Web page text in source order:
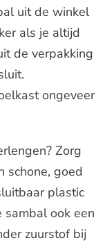
uit de winkel
als je altijd
de verpakking
ongeveer
Zorg
schone, goed
plastic
sambal ook een
zuurstof bij